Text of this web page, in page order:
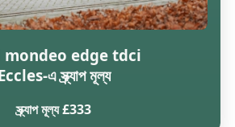
mondeo edge tdci
এ স্ক্র্যাপ মূল্য
স্ক্র্যাপ মূল্য £333